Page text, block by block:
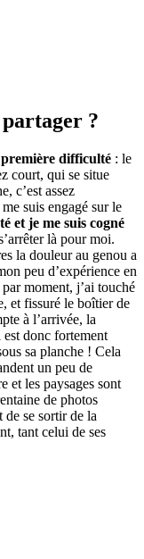
partager ?
difficulté : le
court, qui se situe
c’est assez
suis engagé sur le
et je me suis cogné
là pour moi.
la douleur au genou a
peu d’expérience en
moment, j’ai touché
et fissuré le boîtier de
à l’arrivée, la
est donc fortement
sa planche ! Cela
un peu de
et les paysages sont
de photos
se sortir de la
tant celui de ses